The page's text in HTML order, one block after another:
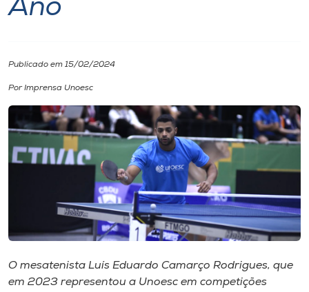
Internacionalização
I.nova
Diplomados
CPA
Biblioteca
Ano
Publicado em 15/02/2024
Por Imprensa Unoesc
O mesatenista Luís Eduardo Camarço Rodrigues, que
em 2023 representou a Unoesc em competições